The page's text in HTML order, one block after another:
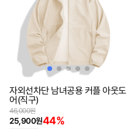
자외선차단 남녀공용 커플 아웃도
어(직구)
25,900원44%
46,000원